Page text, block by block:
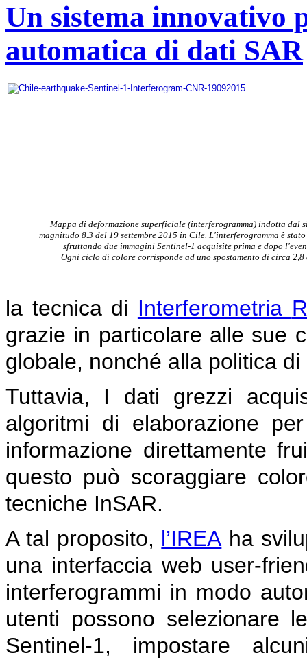
Un sistema innovativo
automatica di dati SAR
Mappa di deformazione superficiale (interferogramma) indotta dal
magnitudo 8.3 del 19 settembre 2015 in Cile. L'interferogramma è
sfruttando due immagini Sentinel-1 acquisite prima e dopo
Ogni ciclo di colore corrisponde ad uno spostamento di circa 2,8
la tecnica di Interferometria
grazie in particolare alle sue
globale, nonché alla politica
Tuttavia, I dati grezzi
algoritmi di elaborazione
informazione direttamente
questo può scoraggiare
tecniche InSAR.
A tal proposito, l’IREAha
una interfaccia web user-
interferogrammi in modo
utenti possono selezionare
Sentinel-1, impostare